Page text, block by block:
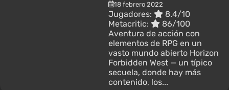
18 febrero 2022
Jugadores:
8.4/10
Metacritic:
86/100
Aventura de acción con
elementos de RPG en un
vasto mundo abierto Horizon
Forbidden West — un típico
secuela, donde hay más
contenido, los...